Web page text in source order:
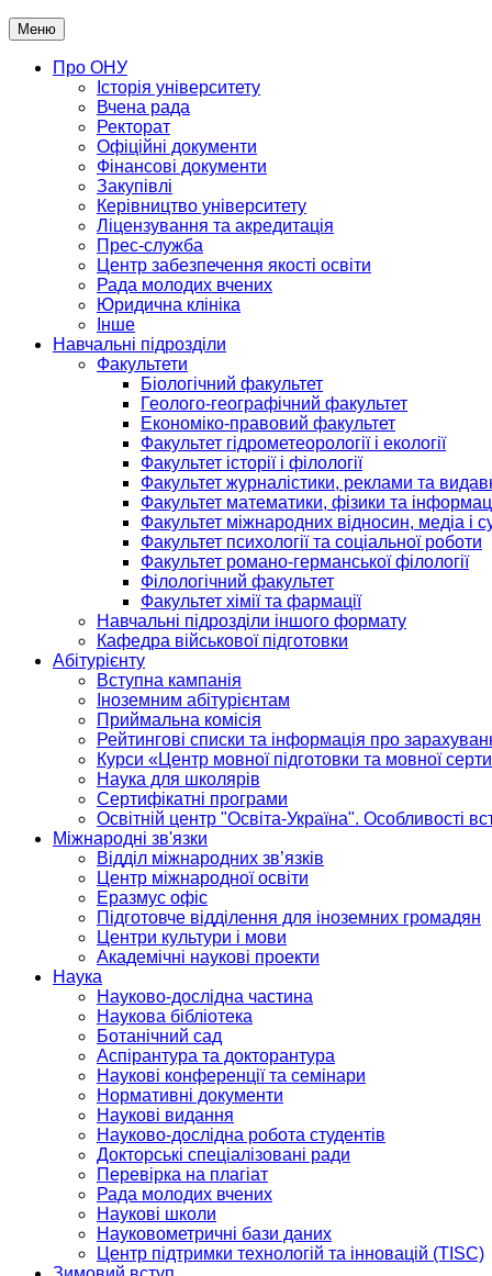
Меню
Про ОНУ
Історія університету
Вчена рада
Ректорат
Офіційні документи
Фінансові документи
Закупівлі
Керівництво університету
Ліцензування та акредитація
Прес-служба
Центр забезпечення якості освіти
Рада молодих вчених
Юридична клініка
Інше
Навчальні підрозділи
Факультети
Біологічний факультет
Геолого-географічний факультет
Економіко-правовий факультет
Факультет гідрометеорології і екології
Факультет історії і філології
Факультет журналістики, реклами та
Факультет математики, фізики та
Факультет міжнародних відносин, медіа і
Факультет психології та соціальної роботи
Факультет романо-германської філології
Філологічний факультет
Факультет хімії та фармації
Навчальні підрозділи іншого формату
Кафедра військової підготовки
Абітурієнту
Вступна кампанія
Іноземним абітурієнтам
Приймальна комісія
Рейтингові списки та інформація про
Курси «Центр мовної підготовки та мовної
Наука для школярів
Сертифікатні програми
Освітній центр "Освіта-Україна". Особливості
Міжнародні зв'язки
Відділ міжнародних зв’язків
Центр міжнародної освіти
Еразмус офіс
Підготовче відділення для іноземних громадян
Центри культури і мови
Академічні наукові проекти
Наука
Науково-дослідна частина
Наукова бібліотека
Ботанічний сад
Аспірантура та докторантура
Наукові конференції та семінари
Нормативні документи
Наукові видання
Науково-дослідна робота студентів
Докторські спеціалізовані ради
Перевірка на плагіат
Рада молодих вчених
Наукові школи
Науковометричні бази даних
Центр підтримки технологій та інновацій (TISC)